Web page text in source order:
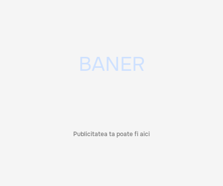
Publicitatea ta poate fi aici